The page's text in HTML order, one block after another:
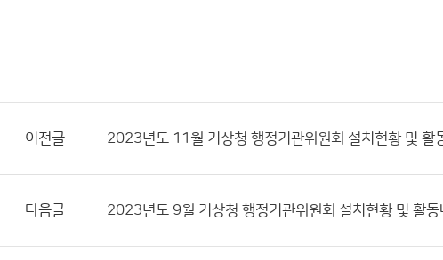
이전글 2023년도 11월 기상청 행정기관위원회 설치현황 및 활
다음글 2023년도 9월 기상청 행정기관위원회 설치현황 및 활동